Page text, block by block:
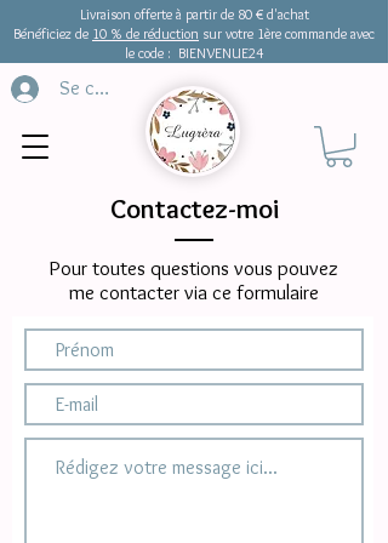
Livraison offerte à partir de 80 € d'achat
Bénéficiez de 10 % de réduction sur votre 1ère commande avec
le code : BIENVENUE24
Se connecter
Contactez-moi
Pour toutes questions vous pouvez
me contacter via ce formulaire